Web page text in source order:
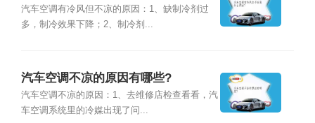
汽车空调有冷风但不凉的原因：1、缺制冷剂过
多，制冷效果下降；2、制冷剂...
汽车空调不凉的原因有哪些?
汽车空调不凉的原因：1、去维修店检查看看，汽
车空调系统里的冷媒出现了问...